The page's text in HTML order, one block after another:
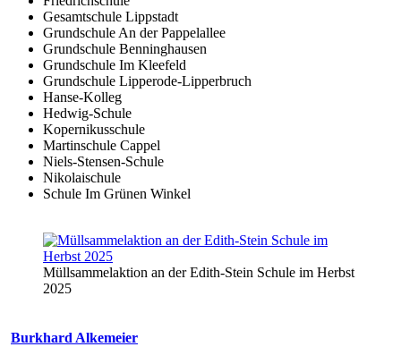
Gesamtschule Lippstadt
Grundschule An der Pappelallee
Grundschule Benninghausen
Grundschule Im Kleefeld
Grundschule Lipperode-Lipperbruch
Hanse-Kolleg
Hedwig-Schule
Kopernikusschule
Martinschule Cappel
Niels-Stensen-Schule
Nikolaischule
Schule Im Grünen Winkel
Müllsammelaktion an der Edith-Stein Schule im Herbst
2025
Burkhard Alkemeier